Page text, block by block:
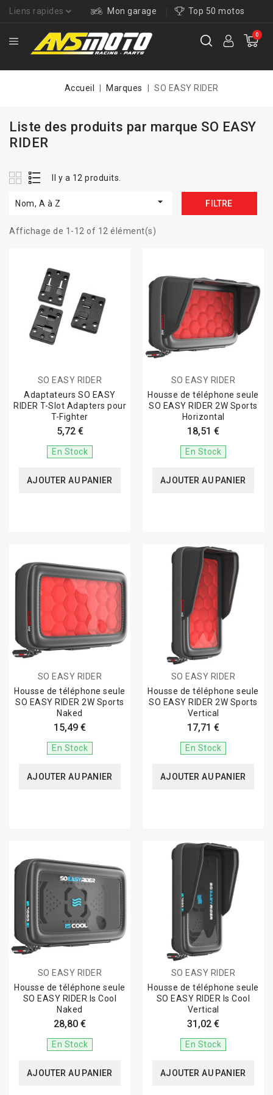
Liens rapides Mon garage Top 50 motos
0
Accueil Marques SO EASY RIDER
Liste des produits par marque SO EASY
RIDER
Il y a 12 produits.
Nom, A à Z  FILTRE
Affichage de 1-12 of 12 élément(s)
SO EASY RIDER
Adaptateurs SO EASY
RIDER T-Slot Adapters pour
T-Fighter
5,72 €
En Stock
AJOUTER AU PANIER
SO EASY RIDER
Housse de téléphone seule
SO EASY RIDER 2W Sports
Horizontal
18,51 €
En Stock
AJOUTER AU PANIER
SO EASY RIDER
Housse de téléphone seule
SO EASY RIDER 2W Sports
Naked
15,49 €
En Stock
AJOUTER AU PANIER
SO EASY RIDER
Housse de téléphone seule
SO EASY RIDER 2W Sports
Vertical
17,71 €
En Stock
AJOUTER AU PANIER
SO EASY RIDER
Housse de téléphone seule
SO EASY RIDER Is Cool
Naked
28,80 €
En Stock
AJOUTER AU PANIER
SO EASY RIDER
Housse de téléphone seule
SO EASY RIDER Is Cool
Vertical
31,02 €
En Stock
AJOUTER AU PANIER